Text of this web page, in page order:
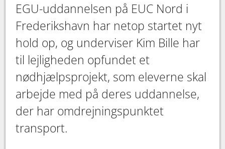
EGU-uddannelsen på EUC Nord i
Frederikshavn har netop startet nyt
hold op, og underviser Kim Bille har
til lejligheden opfundet et
nødhjælpsprojekt, som eleverne skal
arbejde med på deres uddannelse,
der har omdrejningspunktet
transport.